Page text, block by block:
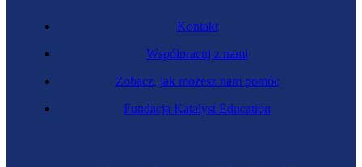
Zawód przyszłości
Kontakt
Współpracuj z nami
Zobacz, jak możesz nam pomóc
Fundacja Katalyst Education